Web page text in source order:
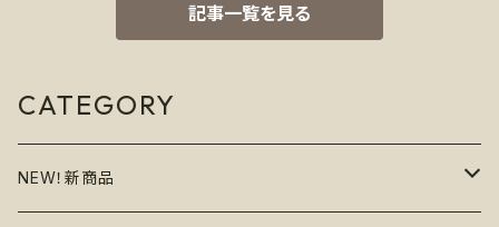
記事一覧を見る
CATEGORY
NEW！新商品